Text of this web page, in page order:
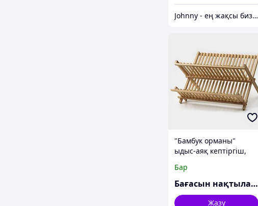
Johnny - ең жақсы бизнес-серіктес
"Бамбук орманы"
ыдыс-аяқ кептіргіш,
Бар
Бағасын нақтылаңыз
Жазу